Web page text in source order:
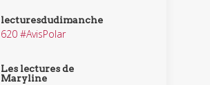
lecturesdudimanche
620 #AvisPolar
Les lectures de
Maryline